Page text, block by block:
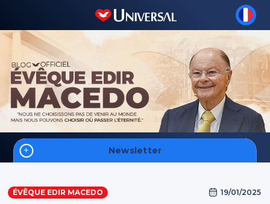
Newsletter
Biographie
ÉVÊQUE EDIR MACEDO 19/01/2025